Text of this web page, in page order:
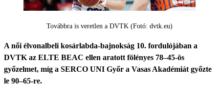
Továbbra is veretlen a DVTK (Fotó: dvtk.eu)
A női élvonalbeli kosárlabda-bajnokság 10. fordulójában a
DVTK az ELTE BEAC ellen aratott fölényes 78–45-ös
győzelmet, míg a SERCO UNI Győr a Vasas Akadémiát győzte
le 90–65-re.